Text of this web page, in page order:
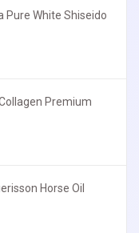
Pure White Shiseido
Premium
Horse Oil